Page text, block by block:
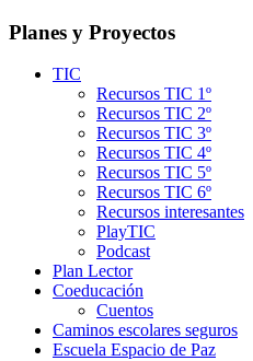
Planes y Proyectos
TIC
Recursos TIC 1º
Recursos TIC 2º
Recursos TIC 3º
Recursos TIC 4º
Recursos TIC 5º
Recursos TIC 6º
Recursos interesantes
PlayTIC
Podcast
Plan Lector
Coeducación
Cuentos
Caminos escolares seguros
Escuela Espacio de Paz